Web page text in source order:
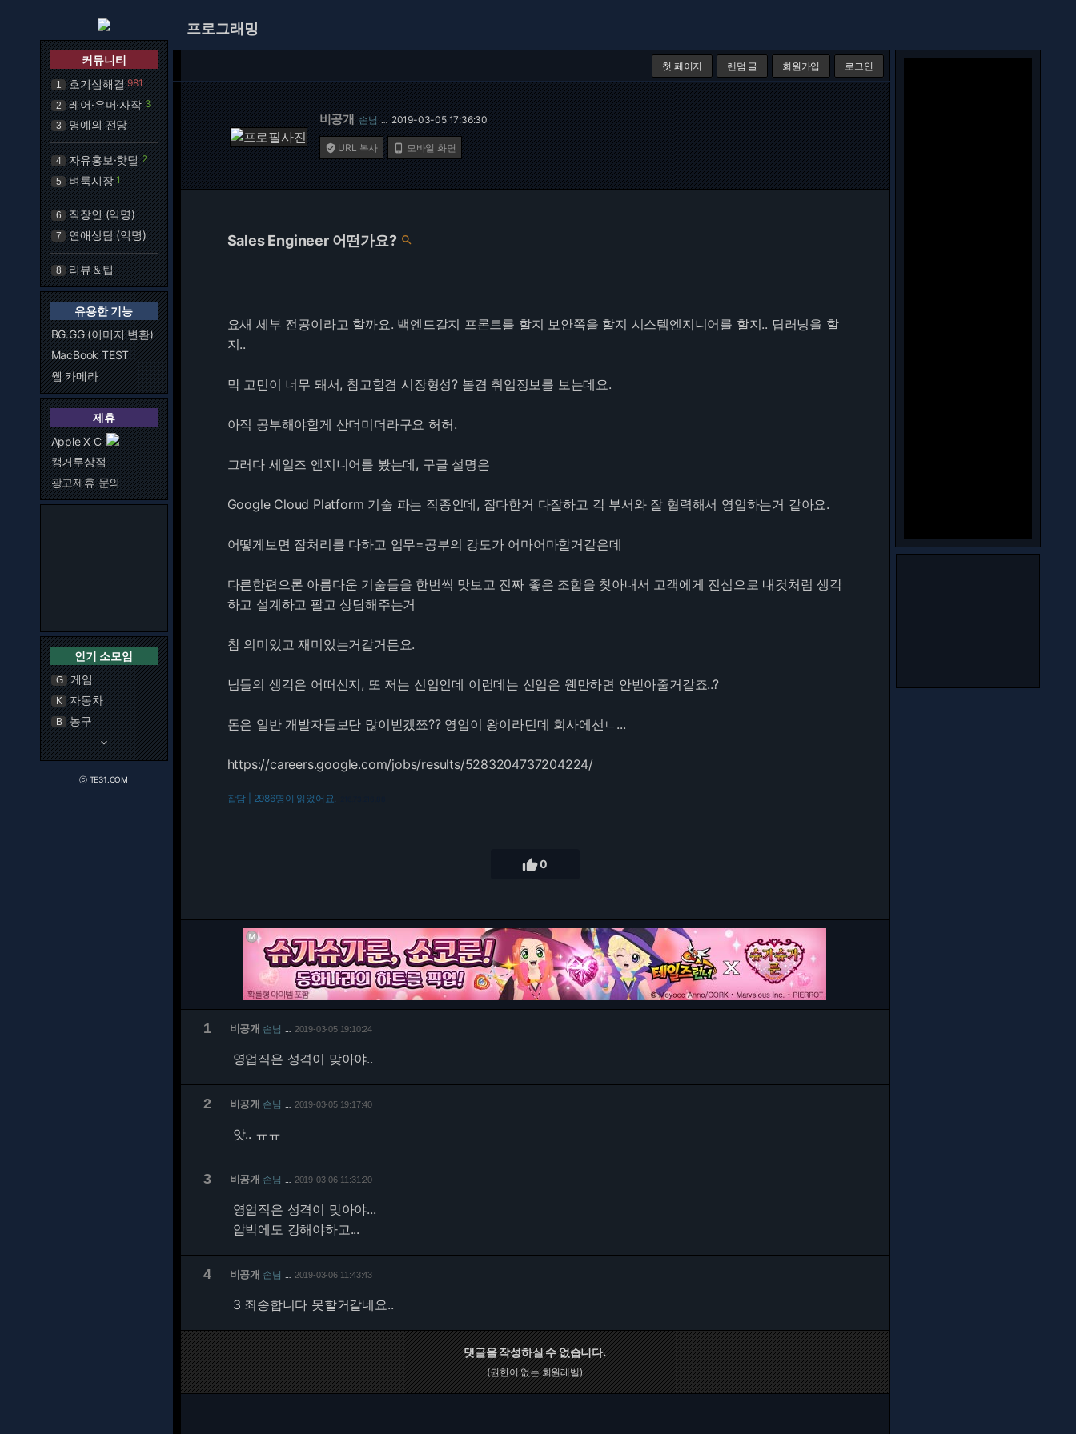
커뮤니티
1 호기심해결 981
2 레어·유머·자작 3
3 명예의 전당
4 자유홍보·핫딜 2
5 벼룩시장 1
6 직장인 (익명)
7 연애상담 (익명)
8 리뷰＆팁
유용한 기능
BG.GG (이미지 변환)
MacBook TEST
웹 카메라
제휴
Apple X C
캥거루상점
광고제휴 문의
인기 소모임
G 게임
K 자동차
B 농구
keyboard_arrow_down
ⓒ TE31.COM
프로그래밍
첫 페이지 랜덤 글 회원가입 로그인
비공개 손님 … 2019-03-05 17:36:30
 URL 복사  모바일 화면
Sales Engineer 어떤가요? 
요새 세부 전공이라고 할까요. 백엔드갈지 프론트를 할지 보안쪽을 할지 시스템엔지니어를 할지.. 딥러닝을 할
지..
막 고민이 너무 돼서, 참고할겸 시장형성? 볼겸 취업정보를 보는데요.
아직 공부해야할게 산더미더라구요 허허.
그러다 세일즈 엔지니어를 봤는데, 구글 설명은
Google Cloud Platform 기술 파는 직종인데, 잡다한거 다잘하고 각 부서와 잘 협력해서 영업하는거 같아요.
어떻게보면 잡처리를 다하고 업무=공부의 강도가 어마어마할거같은데
다른한편으론 아름다운 기술들을 한번씩 맛보고 진짜 좋은 조합을 찾아내서 고객에게 진심으로 내것처럼 생각
하고 설계하고 팔고 상담해주는거
참 의미있고 재미있는거같거든요.
님들의 생각은 어떠신지, 또 저는 신입인데 이런데는 신입은 웬만하면 안받아줄거같죠..?
돈은 일반 개발자들보단 많이받겠쬬?? 영업이 왕이라던데 회사에선ㄴ...
https://careers.google.com/jobs/results/5283204737204224/
잡담 | 2986명이 읽었어요.
0
1 비공개 손님 2019-03-05 19:10:24
영업직은 성격이 맞아야..
2 비공개 손님 2019-03-05 19:17:40
앗.. ㅠㅠ
3 비공개 손님 2019-03-06 11:31:20
영업직은 성격이 맞아야...
압박에도 강해야하고...
4 비공개 손님 2019-03-06 11:43:43
3 죄송합니다 못할거같네요..
댓글을 작성하실 수 없습니다.
(권한이 없는 회원레벨)